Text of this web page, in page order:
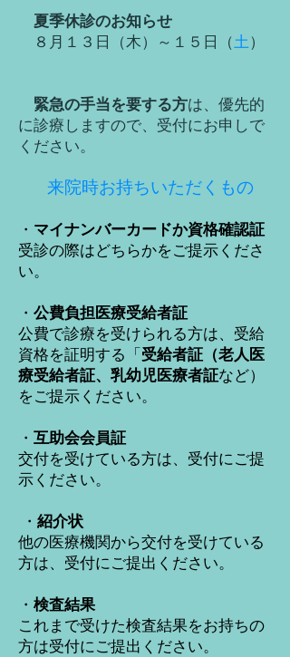
夏季休診のお知らせ
８月１３日（木）～１５日（土）
緊急の手当を要する方は、優先的
に診療しますので、受付にお申しで
ください。
来院時お持ちいただくもの
・ マイナンバーカードか資格確認証
受診の際はどちらかをご提示くださ
い。
・ 公費負担医療受給者証
公費で診療を受けられる方は、受給
資格を証明する「受給者証（老人医
療受給者証、乳幼児医療者証など）
をご提示ください。
・ 互助会会員証
交付を受けている方は、受付にご提
示ください。
・ 紹介状
他の医療機関から交付を受けている
方は、受付にご提出ください。
・ 検査結果
これまで受けた検査結果をお持ちの
方は受付にご提出ください。